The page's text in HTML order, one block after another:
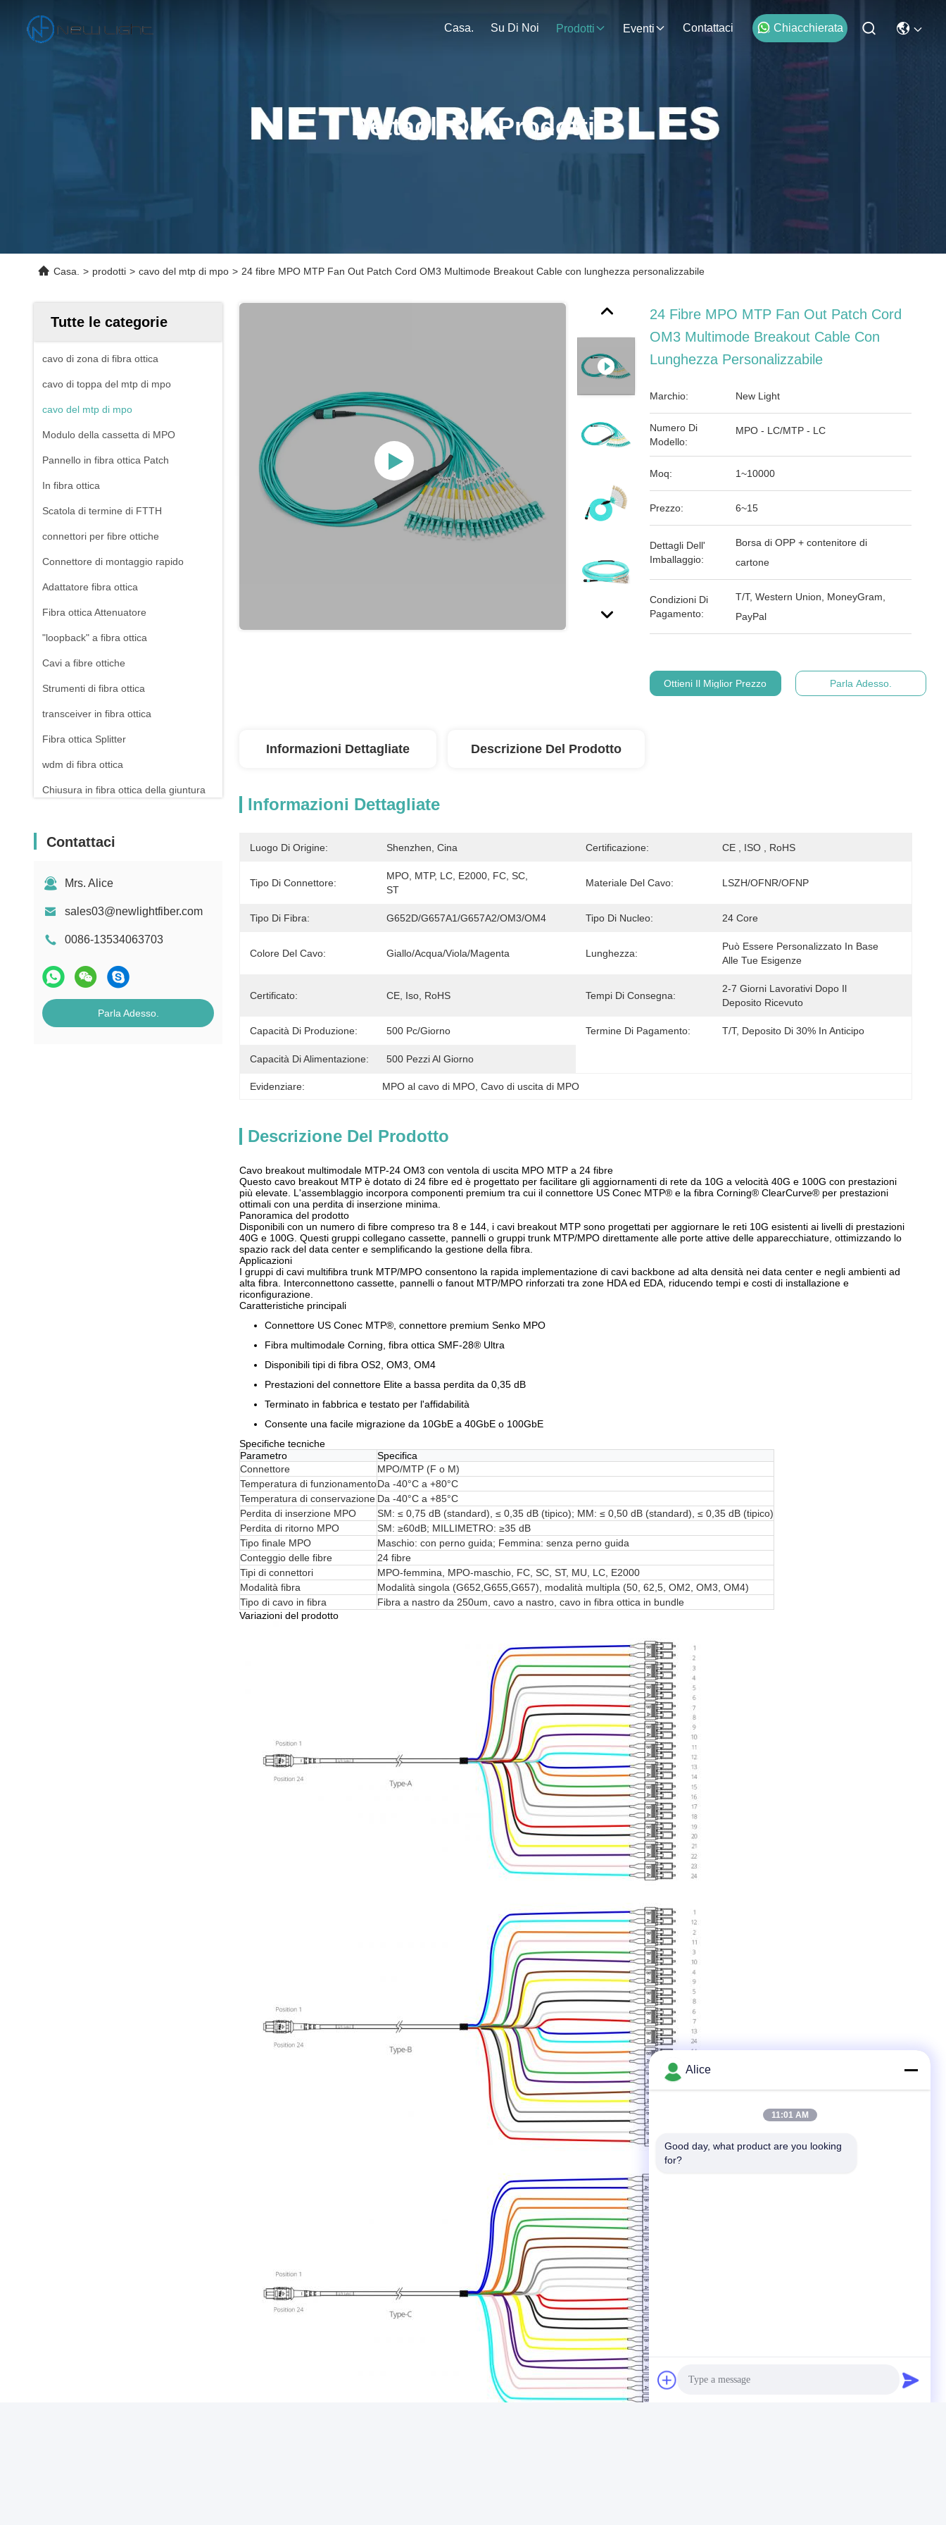
Casa. Su Di Noi Prodotti Eventi Contattaci Chiacchierata
Dettagli Dei Prodotti
Casa. > prodotti > cavo del mtp di mpo > 24 fibre MPO MTP Fan Out Patch Cord OM3 Multimode Breakout Cable con lunghezza personalizzabile
Tutte le categorie
cavo di zona di fibra ottica
cavo di toppa del mtp di mpo
cavo del mtp di mpo
Modulo della cassetta di MPO
Pannello in fibra ottica Patch
In fibra ottica
Scatola di termine di FTTH
connettori per fibre ottiche
Connettore di montaggio rapido
Adattatore fibra ottica
Fibra ottica Attenuatore
"loopback" a fibra ottica
Cavi a fibre ottiche
Strumenti di fibra ottica
transceiver in fibra ottica
Fibra ottica Splitter
wdm di fibra ottica
Chiusura in fibra ottica della giuntura
Pannello di patch Rj45
Drone a fibra ottica
Interruttore e presa
Contattaci
Mrs. Alice
sales03@newlightfiber.com
0086-13534063703
Parla Adesso.
24 Fibre MPO MTP Fan Out Patch Cord
OM3 Multimode Breakout Cable Con
Lunghezza Personalizzabile
Marchio: New Light
Numero Di
Modello:
MPO - LC/MTP - LC
Moq: 1~10000
Prezzo: 6~15
Dettagli Dell'
Imballaggio:
Borsa di OPP + contenitore di
cartone
Condizioni Di
Pagamento:
T/T, Western Union, MoneyGram,
PayPal
Ottieni Il Miglior Prezzo Parla Adesso.
Informazioni Dettagliate Descrizione Del Prodotto
Informazioni Dettagliate
Luogo Di Origine: Shenzhen, Cina Certificazione: CE , ISO , RoHS
Tipo Di Connettore:
MPO, MTP, LC, E2000, FC, SC,
ST
Materiale Del Cavo: LSZH/OFNR/OFNP
Tipo Di Fibra: G652D/G657A1/G657A2/OM3/OM4 Tipo Di Nucleo: 24 Core
Colore Del Cavo: Giallo/Acqua/Viola/Magenta Lunghezza:
Può Essere Personalizzato In Base
Alle Tue Esigenze
Certificato: CE, Iso, RoHS Tempi Di Consegna:
2-7 Giorni Lavorativi Dopo Il
Deposito Ricevuto
Capacità Di Produzione: 500 Pc/giorno Termine Di Pagamento: T/T, Deposito Di 30% In Anticipo
Capacità Di Alimentazione: 500 Pezzi Al Giorno
Evidenziare: MPO al cavo di MPO , Cavo di uscita di MPO
Descrizione Del Prodotto
Cavo breakout multimodale MTP-24 OM3 con ventola di uscita MPO MTP a 24 fibre
Questo cavo breakout MTP è dotato di 24 fibre ed è progettato per facilitare gli aggiornamenti di rete da 10G a velocità 40G e 100G con prestazioni
più elevate. L'assemblaggio incorpora componenti premium tra cui il connettore US Conec MTP® e la fibra Corning® ClearCurve® per prestazioni
ottimali con una perdita di inserzione minima.
Panoramica del prodotto
Disponibili con un numero di fibre compreso tra 8 e 144, i cavi breakout MTP sono progettati per aggiornare le reti 10G esistenti ai livelli di prestazioni
40G e 100G. Questi gruppi collegano cassette, pannelli o gruppi trunk MTP/MPO direttamente alle porte attive delle apparecchiature, ottimizzando lo
spazio rack del data center e semplificando la gestione della fibra.
Applicazioni
I gruppi di cavi multifibra trunk MTP/MPO consentono la rapida implementazione di cavi backbone ad alta densità nei data center e negli ambienti ad
alta fibra. Interconnettono cassette, pannelli o fanout MTP/MPO rinforzati tra zone HDA ed EDA, riducendo tempi e costi di installazione e
riconfigurazione.
Caratteristiche principali
Connettore US Conec MTP®, connettore premium Senko MPO
Fibra multimodale Corning, fibra ottica SMF-28® Ultra
Disponibili tipi di fibra OS2, OM3, OM4
Prestazioni del connettore Elite a bassa perdita da 0,35 dB
Terminato in fabbrica e testato per l'affidabilità
Consente una facile migrazione da 10GbE a 40GbE o 100GbE
Specifiche tecniche
Parametro
Specifica
Connettore
MPO/MTP (F o M)
Temperatura di funzionamentoDa -40°C a +80°C
Temperatura di conservazione Da -40°C a +85°C
Perdita di inserzione MPO
SM: ≤ 0,75 dB (standard), ≤ 0,35 dB (tipico); MM: ≤ 0,50 dB (standard), ≤ 0,35 dB (tipico)
Perdita di ritorno MPO
SM: ≥60dB; MILLIMETRO: ≥35 dB
Tipo finale MPO
Maschio: con perno guida; Femmina: senza perno guida
Conteggio delle fibre
24 fibre
Tipi di connettori
MPO-femmina, MPO-maschio, FC, SC, ST, MU, LC, E2000
Modalità fibra
Modalità singola (G652,G655,G657), modalità multipla (50, 62,5, OM2, OM3, OM4)
Tipo di cavo in fibra
Fibra a nastro da 250um, cavo a nastro, cavo in fibra ottica in bundle
Variazioni del prodotto
Alice
11:01 AM
Good day, what product are you looking
for?